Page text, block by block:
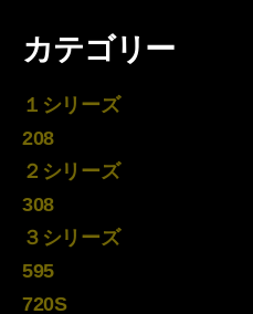
カテゴリー
１シリーズ
208
２シリーズ
308
３シリーズ
595
720S